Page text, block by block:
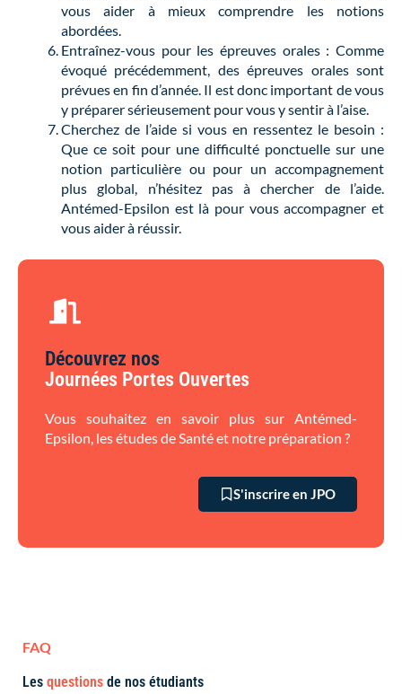
vous aider à mieux comprendre les notions
abordées.
Entraînez-vous pour les épreuves orales : Comme
évoqué précédemment, des épreuves orales sont
prévues en fin d’année. Il est donc important de vous
y préparer sérieusement pour vous y sentir à l’aise.
Cherchez de l’aide si vous en ressentez le besoin :
Que ce soit pour une difficulté ponctuelle sur une
notion particulière ou pour un accompagnement
plus global, n’hésitez pas à chercher de l’aide.
Antémed-Epsilon est là pour vous accompagner et
vous aider à réussir.
Découvrez nos
Journées Portes Ouvertes
Vous souhaitez en savoir plus sur Antémed-
Epsilon, les études de Santé et notre préparation ?
S'inscrire en JPO
FAQ
Les questions de nos étudiants